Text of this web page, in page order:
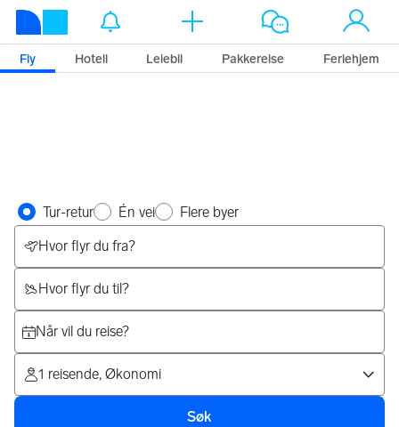
Finn billige
Fly Hotell Leiebil Pakkereise Feriehjem
Velg reise type
Tur-retur Én vei
Flere byer
Hvor flyr du fra?
Hvor flyr du til?
Når vil du reise?
1 reisende, Økonomi
Søk